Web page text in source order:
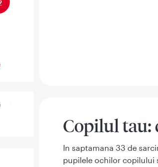
sarcina
Copilul tau:
In saptamana 33 de
pupilele ochilor copilului